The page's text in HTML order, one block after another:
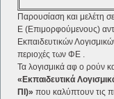
Παρουσίαση και μελέτη
Ε (Επιμορφούμενους)
Εκπαιδευτικών
περιοχές των ΦΕ .
Τα λογισμικά αφ o ρούν
«Εκπαιδευτικά
ΠΙ)» που καλύπτουν τις